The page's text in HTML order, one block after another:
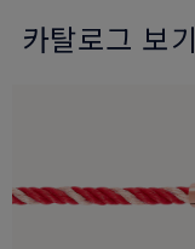
카탈로그 보기